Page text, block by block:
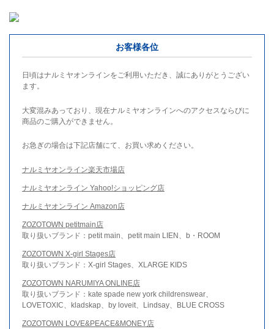
お客様各位
日頃はナルミヤオンラインをご利用いただき、誠にありがとうござい
ます。
大変混みあっており、現在ナルミヤオンラインへのアクセスならびに
商品のご購入ができません。
お急ぎの場合は下記店舗にて、お買い求めください。
ナルミヤオンライン楽天市場店
ナルミヤオンライン Yahoo!ショッピング店
ナルミヤオンライン Amazon店
ZOZOTOWN petitmain店
取り扱いブランド：petit main、petit main LIEN、b・ROOM
ZOZOTOWN X-girl Stages店
取り扱いブランド：X-girl Stages、XLARGE KIDS
ZOZOTOWN NARUMIYA ONLINE店
取り扱いブランド：kate spade new york childrenswear、
LOVETOXIC、kladskap、by loveit、Lindsay、BLUE CROSS
ZOZOTOWN LOVE&PEACE&MONEY店